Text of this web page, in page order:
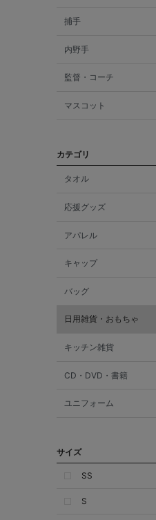
捕手
内野手
監督・コーチ
マスコット
カテゴリ
タオル
応援グッズ
アパレル
キャップ
バッグ
日用雑貨・おもちゃ
キッチン雑貨
CD・DVD・書籍
ユニフォーム
サイズ
SS
S